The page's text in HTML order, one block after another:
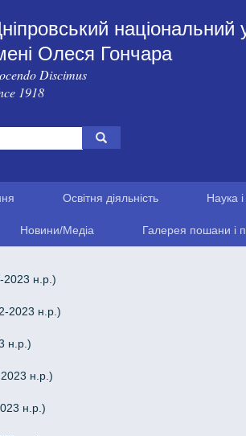
національний
Олеся Гончара
Discimus
1918
Освітня діяльність Наука
Новини/Медіа Галерея пошани і
н.р.)
2023 н.р.)
н.р.)
н.р.)
н.р.)